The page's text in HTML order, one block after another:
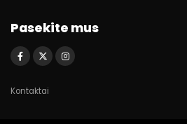
Pasekite mus
Kontaktai